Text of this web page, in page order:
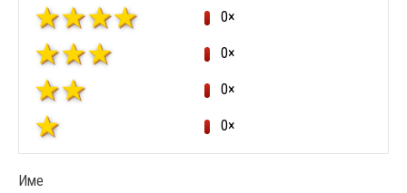
0×
0×
0×
0×
Име